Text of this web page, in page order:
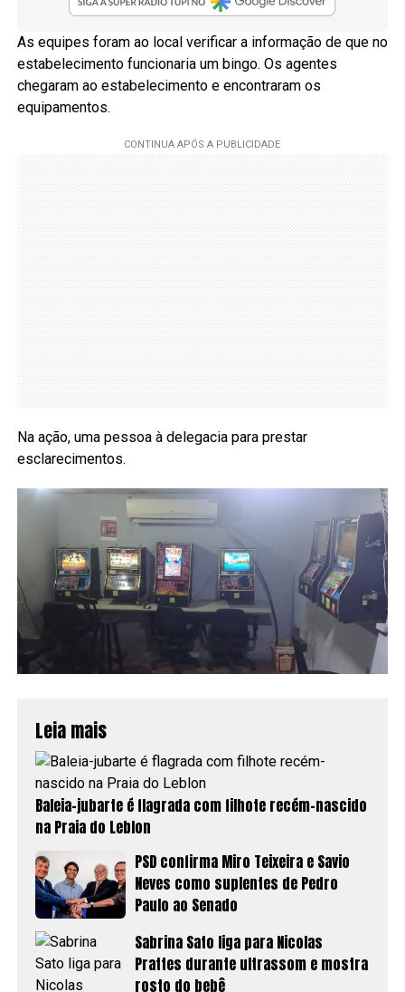
As equipes foram ao local verificar a informação de que no
estabelecimento funcionaria um bingo. Os agentes
chegaram ao estabelecimento e encontraram os
equipamentos.
Na ação, uma pessoa à delegacia para prestar
esclarecimentos.
Leia mais
Baleia-jubarte é flagrada com filhote recém-nascido
na Praia do Leblon
PSD confirma Miro Teixeira e Savio
Neves como suplentes de Pedro
Paulo ao Senado
Sabrina Sato liga para Nicolas
Prattes durante ultrassom e mostra
rosto do bebê